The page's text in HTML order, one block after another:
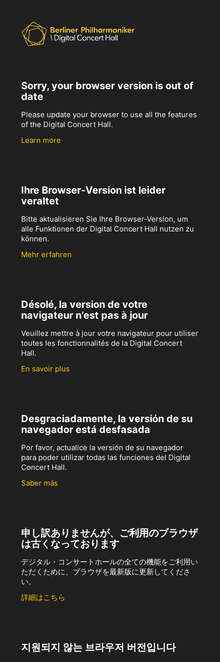
Sorry, your browser version is out of
date
Please update your browser to use all the features
of the Digital Concert Hall.
Learn more
Ihre Browser-Version ist leider
veraltet
Bitte aktualisieren Sie Ihre Browser-Version, um
alle Funktionen der Digital Concert Hall nutzen zu
können.
Mehr erfahren
Désolé, la version de votre
navigateur n’est pas à jour
Veuillez mettre à jour votre navigateur pour utiliser
toutes les fonctionnalités de la Digital Concert
Hall.
En savoir plus
Desgraciadamente, la versión de su
navegador está desfasada
Por favor, actualice la versión de su navegador
para poder utilizar todas las funciones del Digital
Concert Hall.
Saber más
申し訳ありませんが、ご利用のブラウザ
は古くなっております
デジタル・コンサートホールの全ての機能をご利用い
ただくために、ブラウザを最新版に更新してくださ
い。
詳細はこちら
지원되지 않는 브라우저 버전입니다